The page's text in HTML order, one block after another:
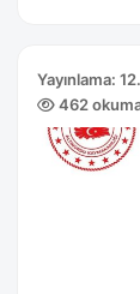
Yayınlama:
462